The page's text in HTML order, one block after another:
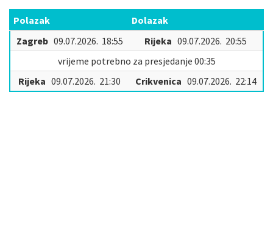
Polazak
Dolazak
Zagreb 09.07.2026. 18:55 Rijeka 09.07.2026. 20:55
vrijeme potrebno za presjedanje 00:35
Rijeka 09.07.2026. 21:30 Crikvenica 09.07.2026. 22:14